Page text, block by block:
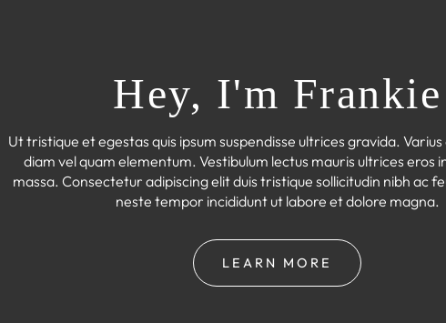
Hey, I'm Frankie
Ut tristique et egestas quis ipsum suspendisse ultrices gravida. Varius
diam vel quam elementum. Vestibulum lectus mauris ultrices eros
massa. Consectetur adipiscing elit duis tristique sollicitudin nibh ac
neste tempor incididunt ut labore et dolore magna.
LEARN MORE